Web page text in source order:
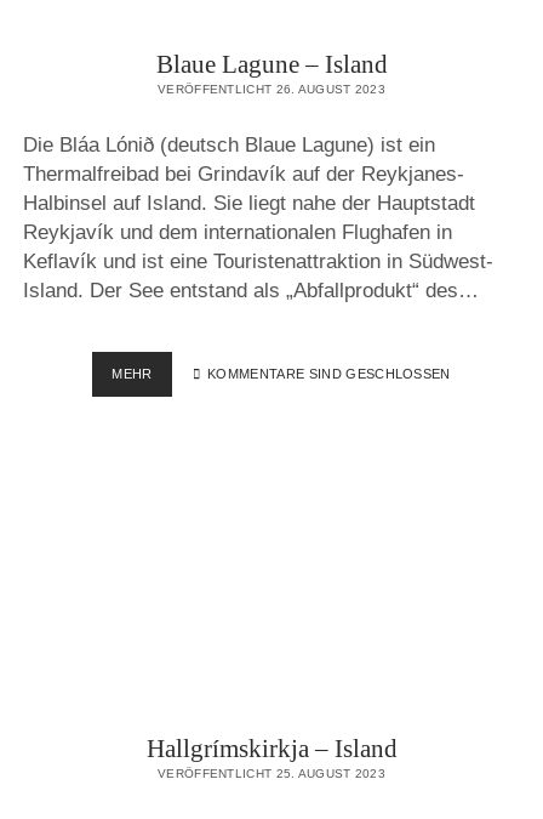
Blaue Lagune – Island
VERÖFFENTLICHT 26. AUGUST 2023
Die Bláa Lónið (deutsch Blaue Lagune) ist ein
Thermalfreibad bei Grindavík auf der Reykjanes-
Halbinsel auf Island. Sie liegt nahe der Hauptstadt
Reykjavík und dem internationalen Flughafen in
Keflavík und ist eine Touristenattraktion in Südwest-
Island. Der See entstand als „Abfallprodukt“ des…
MEHR BLAUE
LAGUNE
KOMMENTARE SIND GESCHLOSSEN
Hallgrímskirkja – Island
VERÖFFENTLICHT 25. AUGUST 2023